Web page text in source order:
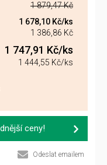
1 879,47 Kč
1 678,10 Kč/ks
1 386,86 Kč
1 747,91 Kč/ks
1 444,55 Kč/ks
ceny!
Odeslat emailem